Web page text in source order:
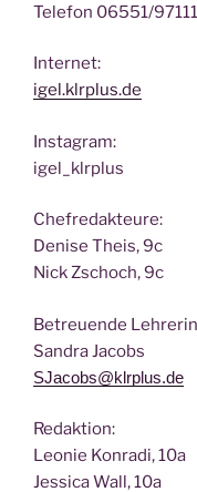
Tele­fon 06551/
Inter­net:
igel.klrplus.de
Insta­gram:
igel_klrplus
Chef­re­dak­teu­re:
Deni­se Theis, 9c
Nick Zscho­ch, 9c
Betreu­en­de
San­dra Jacobs
SJacobs@klrplus.de
Redak­ti­on:
Leo­nie Kon­ra­di, 10a
Jes­si­ca Wall, 10a